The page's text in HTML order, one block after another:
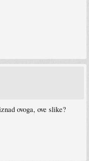
ovoga, ove slike?